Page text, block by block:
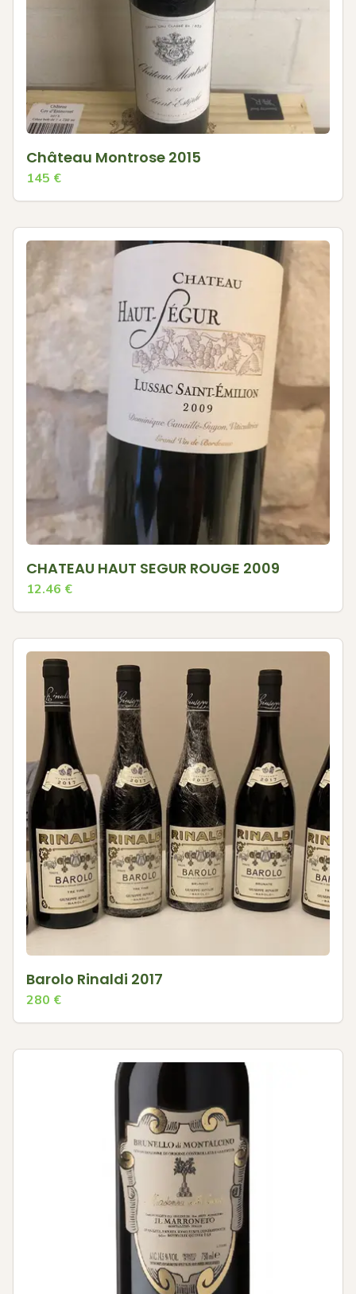
Château Montrose 2015
145 €
CHATEAU HAUT SEGUR ROUGE 2009
12.46 €
Barolo Rinaldi 2017
280 €